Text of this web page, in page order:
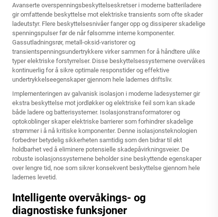
Avanserte overspenningsbeskyttelseskretser i moderne batteriladere
gir omfattende beskyttelse mot elektriske transients som ofte skader
ladeutstyr. Flere beskyttelsesnivåer fanger opp og dissiperer skadelige
spenningspulser før de når følsomme interne komponenter.
Gassutladningsrør, metall-oksid-varistorer og
transientspenningsundertrykkere virker sammen for å håndtere ulike
typer elektriske forstyrrelser. Disse beskyttelsessystemene overvåkes
kontinuerlig for å sikre optimale responstider og effektive
undertrykkelseegenskaper gjennom hele ladernes driftsliv.
Implementeringen av galvanisk isolasjon i moderne ladesystemer gir
ekstra beskyttelse mot jordløkker og elektriske feil som kan skade
både ladere og batterisystemer. Isolasjonstransformatorer og
optokoblinger skaper elektriske barrierer som forhindrer skadelige
strømmer i å nå kritiske komponenter. Denne isolasjonsteknologien
forbedrer betydelig sikkerheten samtidig som den bidrar til økt
holdbarhet ved å eliminere potensielle skadepåvirkningsveier. De
robuste isolasjonssystemene beholder sine beskyttende egenskaper
over lengre tid, noe som sikrer konsekvent beskyttelse gjennom hele
ladernes levetid.
Intelligente overvåkings- og
diagnostiske funksjoner